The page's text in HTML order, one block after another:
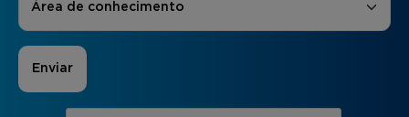
Área de conhecimento